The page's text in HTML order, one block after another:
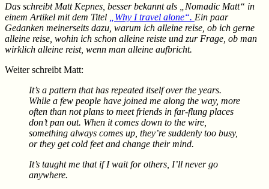
Das schreibt Matt Kepnes, besser bekannt als „Nomadic Matt“ in
einem Artikel mit dem Titel
„Why I travel alone“. Ein paar
Gedanken meinerseits dazu, warum ich alleine reise, ob ich gerne
alleine reise, wohin ich schon alleine reiste und zur Frage, ob man
wirklich alleine reist, wenn man alleine aufbricht.
Weiter schreibt Matt:
It’s a pattern that has repeated itself over the years.
While a few people have joined me along the way, more
often than not plans to meet friends in far-flung places
don’t pan out. When it comes down to the wire,
something always comes up, they’re suddenly too busy,
or they get cold feet and change their mind.
It’s taught me that if I wait for others, I’ll never go
anywhere.